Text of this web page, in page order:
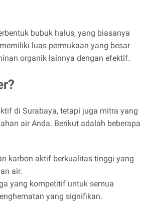
bubuk halus, yang biasanya
luas permukaan yang besar
organik lainnya dengan efektif.
di Surabaya, tetapi juga mitra yang
air Anda. Berikut adalah beberapa
karbon aktif berkualitas tinggi yang
air.
yang kompetitif untuk semua
yang signifikan.